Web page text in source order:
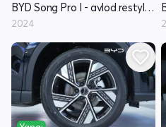
BYD Song Pro I - avlod restyling
2024